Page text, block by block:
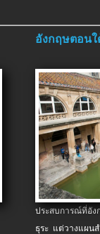
อังกฤษตอนใ
ประสบการณ์ที่อัง
ธุระ แต่วางแผน